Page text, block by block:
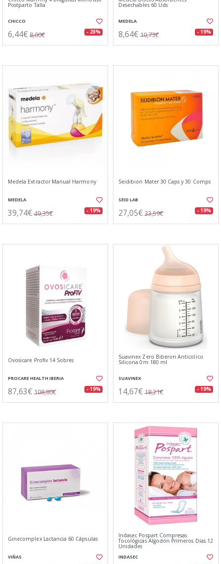
Postparto Talla
CHICCO
6,44€ 8,00€ - 20%
Desechables 60 Uds
MEDELA
8,64€ 10,73€ - 19%
Medela Extractor Manual Harmony
MEDELA
39,74€ 49,35€ - 19%
Seidibion Mater 30 Caps y 30 Comps
SEID LAB
27,05€ 33,59€ - 19%
Ovosicare Profiv 14 Sobres
PROCARE HEALTH IBERIA
87,63€ 108,80€ - 19%
Suavinex Zero Biberon Anticolico
Silicona 0m 180 ml
SUAVINEX
14,67€ 18,21€ - 19%
Ginecomplex Lactancia 60 Cápsulas
VIÑAS
Indasec Pospart Compresas
Tocológicas Algodón Primeros Días 12
Unidades
INDASEC